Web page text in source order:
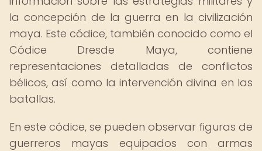
la concepción de la guerra en la civilización
maya. Este códice, también conocido como el
Códice Dresde Maya, contiene
representaciones detalladas de conflictos
bélicos, así como la intervención divina en las
batallas.
En este códice, se pueden observar figuras de
guerreros mayas equipados con armas